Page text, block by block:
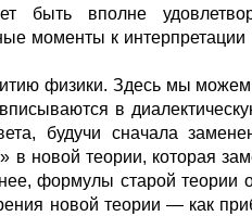
быть вполне
моменты к
физики. Здесь мы можем
в
будучи сначала
в новой теории, которая
формулы старой теории
новой теории — как